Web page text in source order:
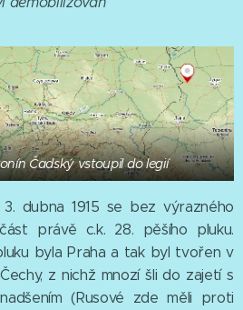
Čadský vstoupil do legií
dubna 1915 se bez výrazného
právě c.k. 28. pěšího pluku.
byla Praha a tak byl tvořen v
z nichž mnozí šli do zajetí s
(Rusové zde měli proti